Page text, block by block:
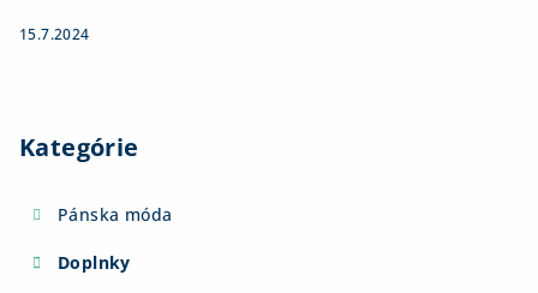
15.7.2024
Kategórie
Pánska móda
Doplnky